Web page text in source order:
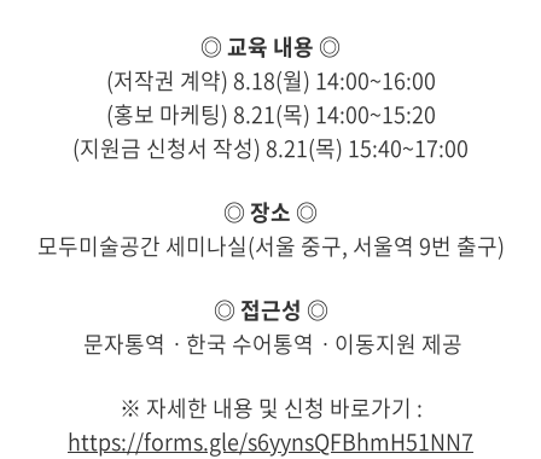
◎ 교육 내용 ◎
(저작권 계약) 8.18(월) 14:00~16:00
(홍보 마케팅) 8.21(목) 14:00~15:20
(지원금 신청서 작성) 8.21(목) 15:40~17:00
◎장소 ◎
모두미술공간 세미나실(서울 중구, 서울역 9번 출구)
◎접근성 ◎
문자통역ㆍ한국 수어통역ㆍ이동지원 제공
※ 자세한 내용 및 신청 바로가기 :
https://forms.gle/s6yynsQFBhmH51NN7